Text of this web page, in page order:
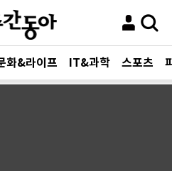
화&라이프 IT&과학 스포츠